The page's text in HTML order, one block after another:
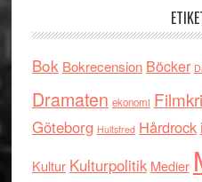
Bok Bokrecension Böcker
Dramaten ekonomi
Göteborg Hultsfred Hårdrock
Kultur Kulturpolitik Medier